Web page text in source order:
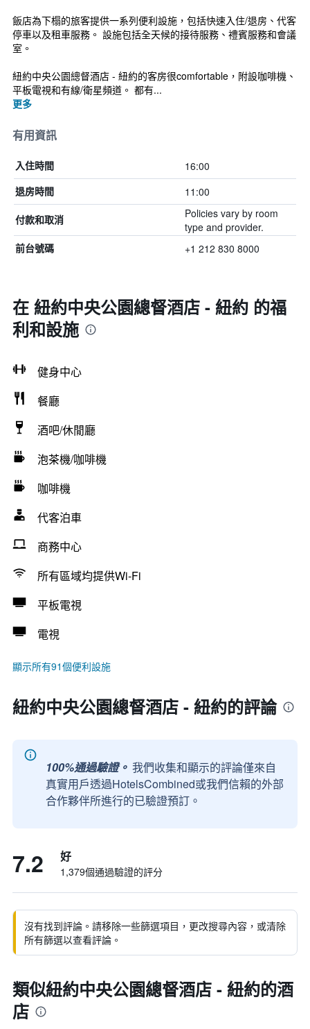
飯店為下榻的旅客提供一系列便利設施，包括快速入住/退房、代客
停車以及租車服務。 設施包括全天候的接待服務、禮賓服務和會議
室。
紐約中央公園總督酒店 - 紐約的客房很comfortable，附設咖啡機、
平板電視和有線/衛星頻道。 都有...
更多
有用資訊
入住時間 16:00
退房時間 11:00
付款和取消
Policies vary by room
type and provider.
前台號碼 +1 212 830 8000
在 紐約中央公園總督酒店 - 紐約 的福
利和設施
健身中心
餐廳
酒吧/休閒廳
泡茶機/咖啡機
咖啡機
代客泊車
商務中心
所有區域均提供Wi-Fi
平板電視
電視
顯示所有91個便利設施
紐約中央公園總督酒店 - 紐約的評論
100%通過驗證。 我們收集和顯示的評論僅來自
真實用戶透過HotelsCombined或我們信賴的外部
合作夥伴所進行的已驗證預訂。
7.2 好
1,379個通過驗證的評分
沒有找到評論。請移除一些篩選項目，更改搜尋內容，或清除
所有篩選以查看評論。
類似紐約中央公園總督酒店 - 紐約的酒
店